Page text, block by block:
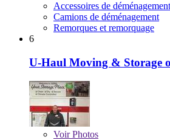
Accessoires de déménagement
Camions de déménagement
Remorques et remorquage
6
U-Haul Moving & Storage
VoirPhotos